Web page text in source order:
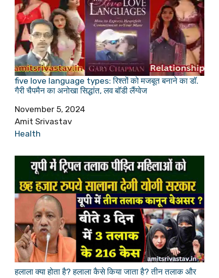
five love language types: रिश्तों को मजबूत बनाने का डॉ.
गैरी चैपमैन का अनोखा सिद्धांत, लव बाॅडी लैंग्वेज
Date
November 5, 2024
Author
Amit Srivastav
In relation to
Health
हलाला क्या होता है? हलाला कैसे किया जाता है? तीन तलाक और